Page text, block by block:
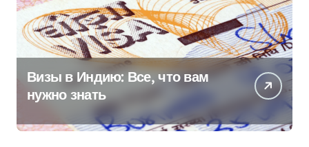
Визы в Индию: Все, что вам
нужно знать